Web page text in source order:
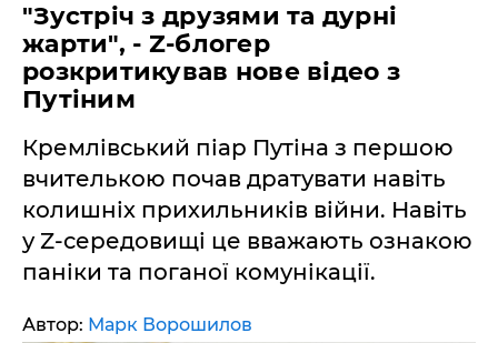
​"Зустріч з друзями та дурні
жарти", - Z-блогер
розкритикував нове відео з
Путіним
Кремлівський піар Путіна з першою
вчителькою почав дратувати навіть
колишніх прихильників війни. Навіть
у Z-середовищі це вважають ознакою
паніки та поганої комунікації.
Автор: Марк Ворошилов